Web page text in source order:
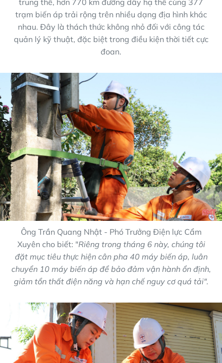
trung thế, hơn 770 km đường dây hạ thế cùng 377
trạm biến áp trải rộng trên nhiều dạng địa hình khác
nhau. Đây là thách thức không nhỏ đối với công tác
quản lý kỹ thuật, đặc biệt trong điều kiện thời tiết cực
đoan.
Ông Trần Quang Nhật - Phó Trưởng Điện lực Cẩm
Xuyên cho biết: "Riêng trong tháng 6 này, chúng tôi
đặt mục tiêu thực hiện cân pha 40 máy biến áp, luân
chuyển 10 máy biến áp để bảo đảm vận hành ổn định,
giảm tổn thất điện năng và hạn chế nguy cơ quá tải".